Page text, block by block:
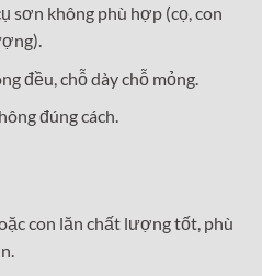
sơn không phù hợp (cọ, con
đều, chỗ dày chỗ mỏng.
đúng cách.
con lăn chất lượng tốt, phù